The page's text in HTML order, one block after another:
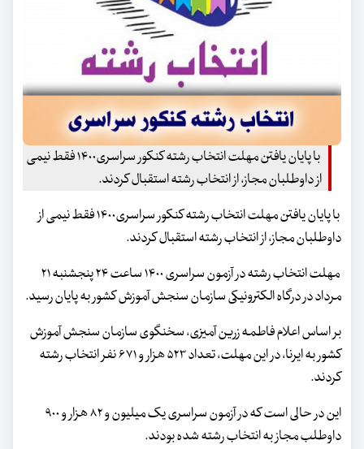
با پایان یافتن مهلت انتخاب رشته کنکور سراسری۱۴۰۰ فقط نیمی
از داوطلبان مجاز، از انتخاب رشته استقبال کردند.
با پایان یافتن مهلت انتخاب رشته کنکور سراسری۱۴۰۰ فقط نیمی از
داوطلبان مجاز، از انتخاب رشته استقبال کردند.
مهلت انتخاب رشته در آزمون سراسری ۱۴۰۰ ساعت ۲۴ پنجشنبه ۲۱
مرداد در درگاه الکترونیکی سازمان سنجش آموزش کشور به پایان رسید.
بر اساس اعلام فاطمه زرین آمیزی، سخنگوی سازمان سنجش آموزش
کشور به ایرنا، در این مهلت، تعداد ۵۲۳ هزار و ۶۷۱ نفر انتخاب رشته
کردند.
این در حالی است که در آزمون سراسری یک میلیون و ۸۲ هزار و ۹۰۰
داوطلب مجاز به انتخاب رشته شده بودند.